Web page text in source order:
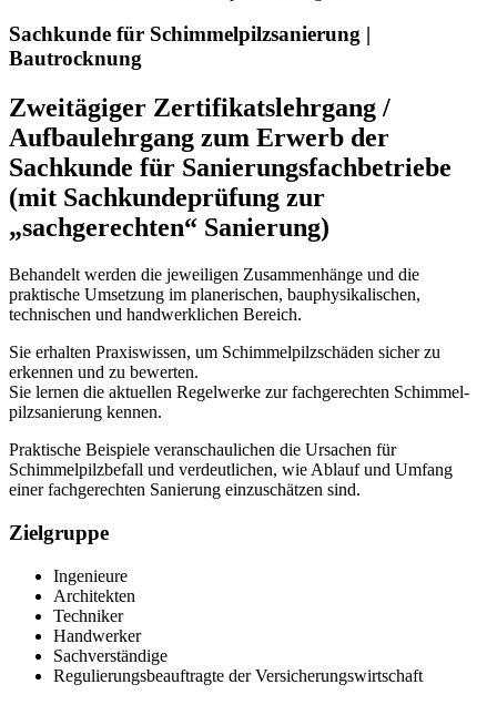
Sachkunde für Schimmelpilzsanierung |
Bautrocknung
Zweitägiger Zertifikatslehrgang /
Aufbaulehrgang zum Erwerb der
Sachkunde für Sanierungsfachbetriebe
(mit Sachkundeprüfung zur
„sachgerechten“ Sanierung)
Behandelt werden die jeweiligen Zusammenhänge und die
praktische Umsetzung im planerischen, bauphysikalischen,
technischen und handwerklichen Bereich.
Sie erhalten Praxiswissen, um Schimmelpilzschäden sicher zu
erkennen und zu bewerten.
Sie lernen die aktuellen Regelwer­ke zur fachgerechten Schimmel­
pilzsanierung kennen.
Praktische Beispiele veranschaulichen die Ursachen für
Schimmelpilzbefall und verdeutlichen, wie Ablauf und Umfang
einer fachgerechten Sanierung einzuschätzen sind.
Zielgruppe
Ingenieure
Architekten
Techniker
Handwerker
Sachverständige
Regulierungsbeauftragte der Versicherungswirtschaft